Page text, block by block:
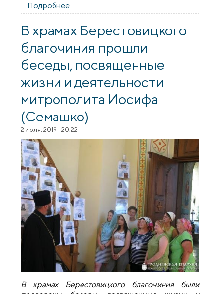
Подробнее
выставка с пояснениями о жизни и
трудах митрополита Иосифа (Семашко)
В храмах Берестовицкого
благочиния прошли
беседы, посвященные
жизни и деятельности
митрополита Иосифа
(Семашко)
2 июля, 2019 - 20:22
В храмах Берестовицкого благочиния были